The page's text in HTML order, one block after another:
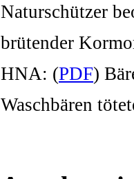
Naturschützer
brütender
HNA: (PDF)
Waschbären